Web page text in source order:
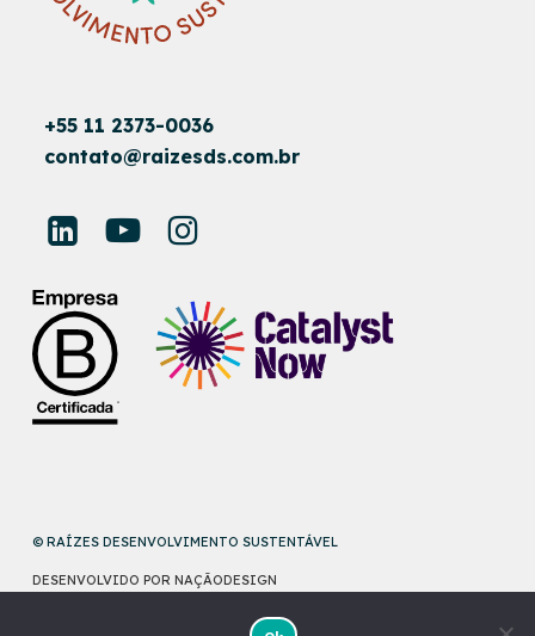
+55 11 2373-0036
contato@raizesds.com.br
© RAÍZES DESENVOLVIMENTO SUSTENTÁVEL
DESENVOLVIDO PORNAÇÃODESIGN